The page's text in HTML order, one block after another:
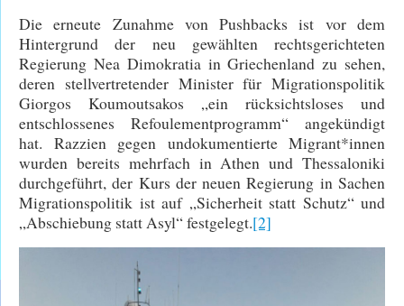
Die erneute Zunahme von Pushbacks ist vor dem
Hintergrund der neu gewählten rechtsgerichteten
Regierung Nea Dimokratia in Griechenland zu sehen,
deren stellvertretender Minister für Migrationspolitik
Giorgos Koumoutsakos „ein rücksichtsloses und
entschlossenes Refoulementprogramm“ angekündigt
hat. Razzien gegen undokumentierte Migrant*innen
wurden bereits mehrfach in Athen und Thessaloniki
durchgeführt, der Kurs der neuen Regierung in Sachen
Migrationspolitik ist auf „Sicherheit statt Schutz“ und
„Abschiebung statt Asyl“ festgelegt.[2]